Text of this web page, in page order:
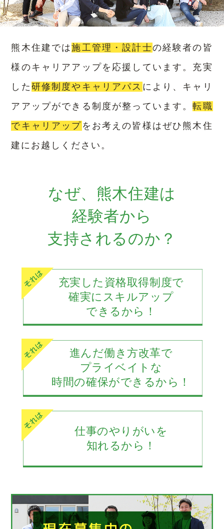
熊木住建では施工管理・設計士の経験者の皆
様のキャリアアップを応援しています。充実
した 研修制度やキャリアパス により、キャリ
アアップができる制度が整っています。転職
でキャリアップ をお考えの皆様はぜひ熊木住
建にお越しください。
なぜ、熊木住建は
経験者から
支持されるのか？
充実した資格取得制度で
確実にスキルアップ
できるから！
進んだ働き方改革で
プライベイトな
時間の確保ができるから！
仕事のやりがいを
知れるから！